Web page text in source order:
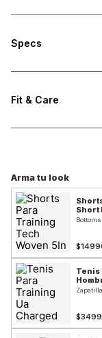
Specs
Fit & Care
Arma tu look
Short
Tenis